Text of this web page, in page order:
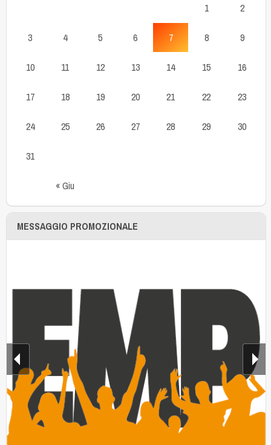
« Giu
1 2
3 4 5 6 7 8 9
10 11 12 13 14 15 16
17 18 19 20 21 22 23
24 25 26 27 28 29 30
31
MESSAGGIO PROMOZIONALE